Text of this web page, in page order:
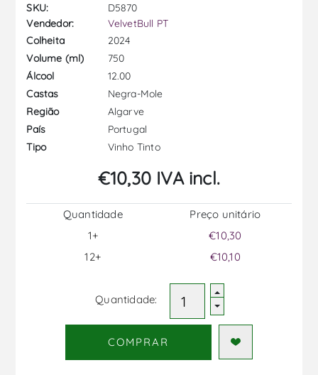
SKU:
D5870
Vendedor:
VelvetBull PT
Colheita
2024
Volume (ml)
750
Álcool
12.00
Castas
Negra-Mole
Região
Algarve
País
Portugal
Tipo
Vinho Tinto
€10,30 IVA incl.
Quantidade
1+
12+
Preço unitário
€10,30
€10,10
Quantidade:
COMPRAR